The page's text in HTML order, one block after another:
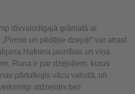
divvalodīgajā grāmatā ar
un pēdējie dzejoļi“ var atrast
Hafnera jaunības un viņa
Runa ir par dzejoļiem, kurus
pārtulkojis vācu valodā, un
atdzejojis bez